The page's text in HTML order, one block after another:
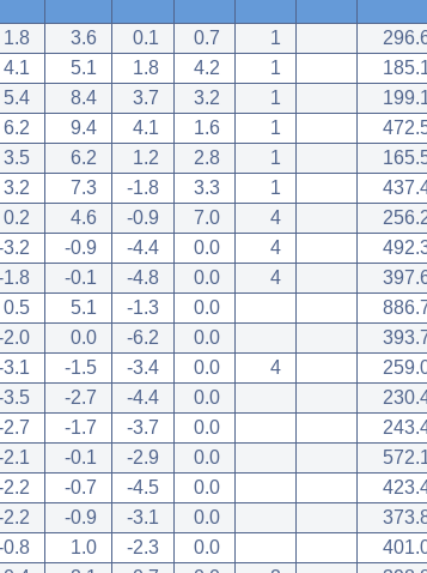
1.8 3.6 0.1 0.7 1
4.1 5.1 1.8 4.2 1
5.4 8.4 3.7 3.2 1
6.2 9.4 4.1 1.6 1
3.5 6.2 1.2 2.8 1
3.2 7.3 -1.8 3.3 1
0.2 4.6 -0.9 7.0 4
3.2 -0.9 -4.4 0.0 4
1.8 -0.1 -4.8 0.0 4
0.5 5.1 -1.3 0.0
2.0 0.0 -6.2 0.0
3.1 -1.5 -3.4 0.0 4
3.5 -2.7 -4.4 0.0
2.7 -1.7 -3.7 0.0
2.1 -0.1 -2.9 0.0
2.2 -0.7 -4.5 0.0
2.2 -0.9 -3.1 0.0
0.8 1.0 -2.3 0.0